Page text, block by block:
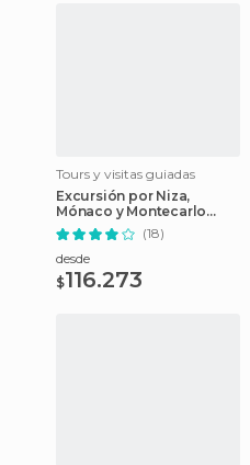
Tours y visitas guiadas
Excursión por Niza,
Mónaco y Montecarlo
desde Puerto Villefranche
(18)
desde
$116.273